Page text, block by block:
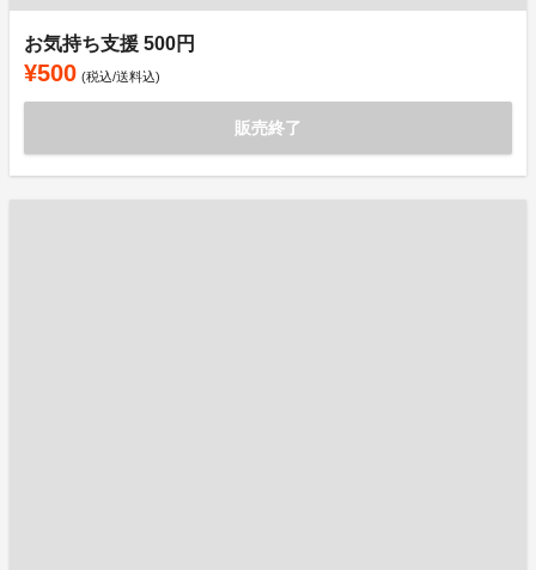
お気持ち支援 500円
¥500 (税込/送料込)
販売終了